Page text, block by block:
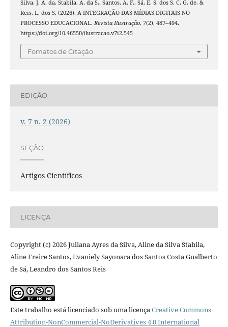
Silva, J. A. da, Stabila, A. da S., Santos, A. F., Sá, E. S. dos S. C. G. de, &
Reis, L. dos S. (2026). A INTEGRAÇÃO DAS MÍDIAS DIGITAIS NO
PROCESSO EDUCACIONAL. Revista Ilustração, 7(2), 487–494.
https://doi.org/10.46550/ilustracao.v7i2.545
Fomatos de Citação
EDIÇÃO
v. 7 n. 2 (2026)
SEÇÃO
Artigos Científicos
LICENÇA
Copyright (c) 2026 Juliana Ayres da Silva, Aline da Silva Stabila,
Aline Freire Santos, Evaniely Sayonara dos Santos Costa Gualberto
de Sá, Leandro dos Santos Reis
Este trabalho está licenciado sob uma licençaCreative Commons
Attribution-NonCommercial-NoDerivatives 4.0 International